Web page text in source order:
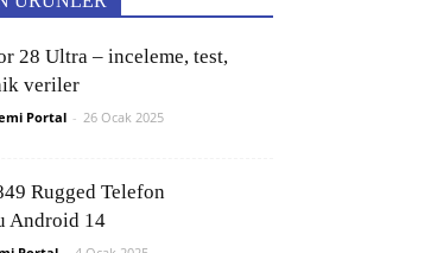
28 Ultra – inceleme, test,
veriler
Portal - 26 Ocak 2025
Rugged Telefon
Android 14